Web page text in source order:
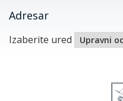
Adresar
Izaberite ured